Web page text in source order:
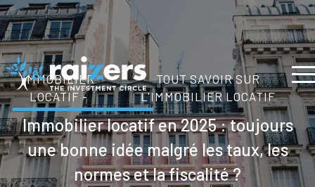
IMMOBILIER
LOCATIF -
TOUT SAVOIR SUR
L'IMMOBILIER LOCATIF
Immobilier locatif en 2025 : toujours
une bonne idée malgré les taux, les
normes et la fiscalité ?